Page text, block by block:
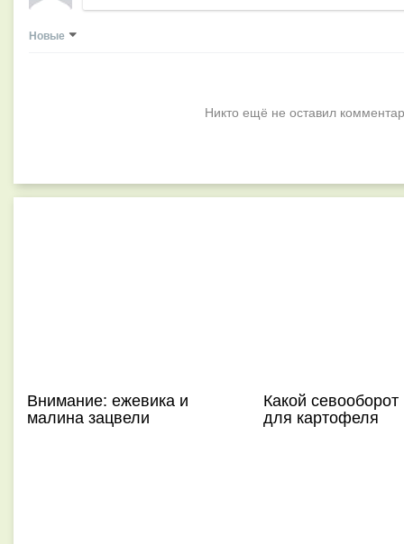
Новые
Никто ещё не оставил
Внимание: ежевика и
малина зацвели
Какой
для картофеля